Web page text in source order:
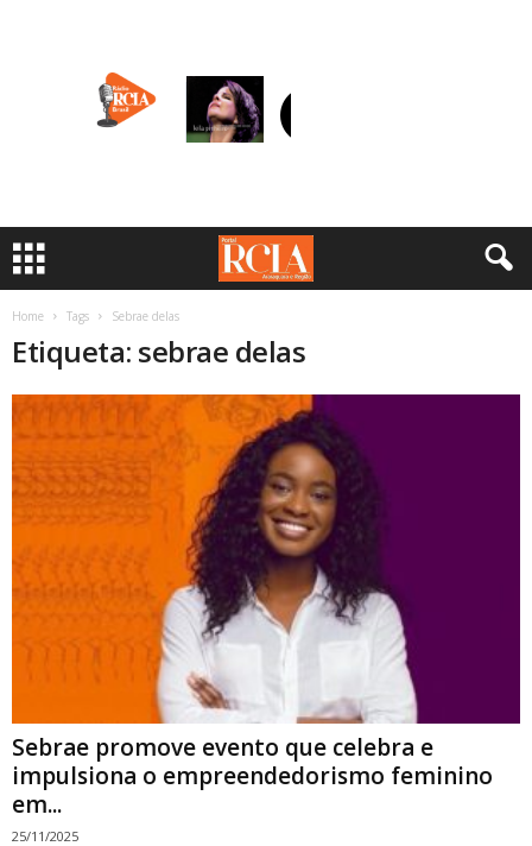
Home Tags Sebrae delas
Etiqueta: sebrae delas
Sebrae promove evento que celebra e
impulsiona o empreendedorismo feminino
em...
25/11/2025